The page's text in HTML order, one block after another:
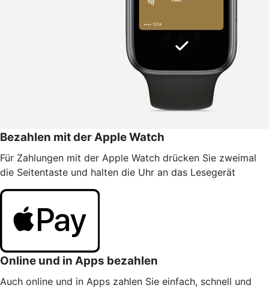
Bezahlen mit der Apple Watch
Für Zahlungen mit der Apple Watch drücken Sie zweimal
die Seitentaste und halten die Uhr an das Lesegerät
Online und in Apps bezahlen
Auch online und in Apps zahlen Sie einfach, schnell und